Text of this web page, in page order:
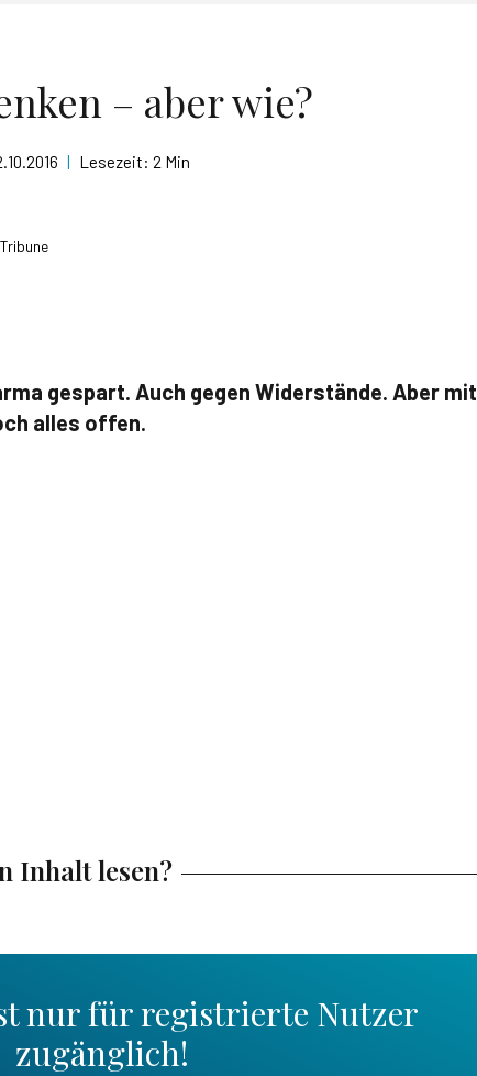
– aber wie?
| Lesezeit: 2 Min
gespart. Auch gegen Widerstände. Aber mit
alles offen.
Inhalt lesen?
nur für registrierte Nutzer
zugänglich!